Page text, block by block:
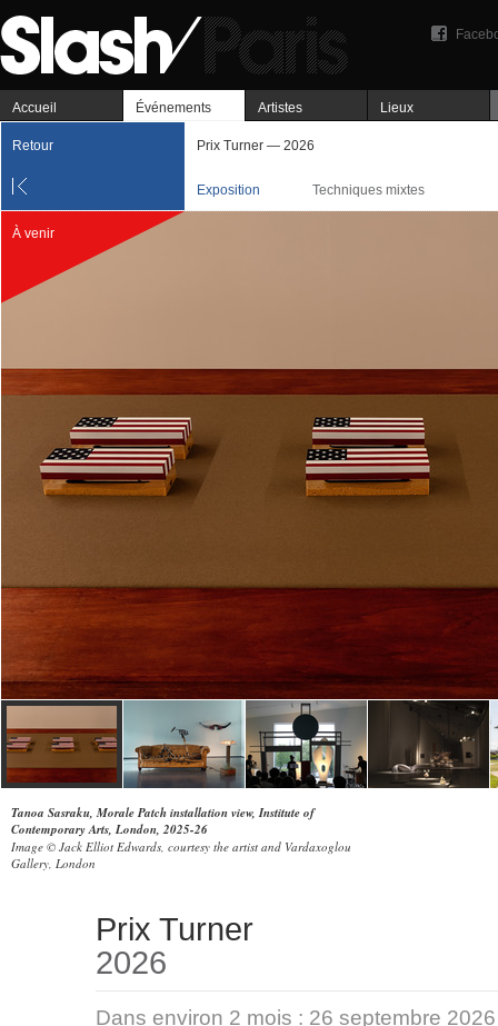
Accueil Événements Artistes Lieux
Retour Prix Turner — 2026
Exposition Techniques mixtes
À venir
Tanoa Sasraku, Morale Patch installation view, Institute of
Contemporary Arts, London, 2025-26
Image © Jack Elliot Edwards, courtesy the artist and Vardaxoglou
Gallery, London
Prix Turner
2026
Dans environ 2 mois : 26 septembre